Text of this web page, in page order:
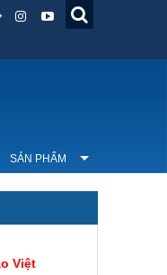
SẢN PHẨM
Việt